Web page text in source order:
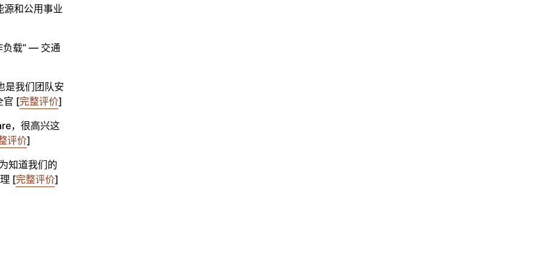
源和公用事业
负载” — 交通
是我们团队安
官 [完整评价]
，很高兴这
评价]
知道我们的
[完整评价]